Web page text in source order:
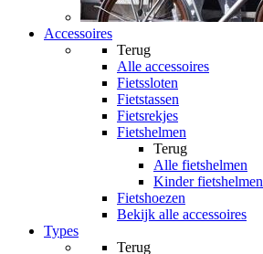
Accessoires
Terug
Alle accessoires
Fietssloten
Fietstassen
Fietsrekjes
Fietshelmen
Terug
Alle fietshelmen
Kinder fietshelmen
Fietshoezen
Bekijk alle accessoires
Types
Terug